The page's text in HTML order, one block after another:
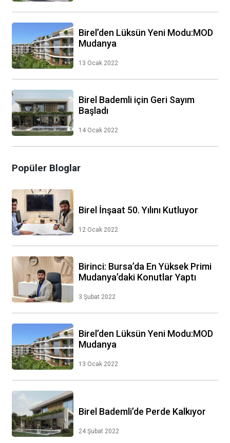
Birel’den Lüksün Yeni Modu:MOD
Mudanya
13 Ocak 2022
Birel Bademli için Geri Sayım
Başladı
14 Ocak 2022
Popüler Bloglar
Birel İnşaat 50. Yılını Kutluyor
12 Ocak 2022
Birinci: Bursa’da En Yüksek Primi
Mudanya’daki Konutlar Yaptı
3 Şubat 2022
Birel’den Lüksün Yeni Modu:MOD
Mudanya
13 Ocak 2022
Birel Bademli’de Perde Kalkıyor
24 Şubat 2022